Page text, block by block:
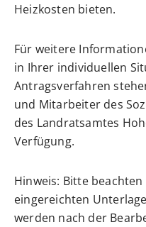
Heizkosten bieten.
Für weitere
in Ihrer individuellen
Antragsverfahren
und Mitarbeiter des
des Landratsamtes
Verfügung.
Hinweis: Bitte beachten
eingereichten
werden nach der